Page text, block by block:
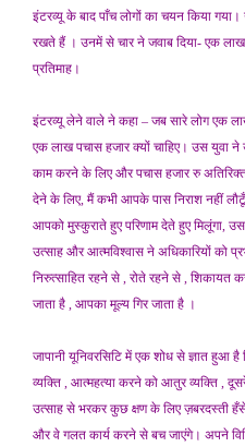
इंटरव्यू के बाद पाँच लोगों का चयन किया
रखते हैं । उनमें से चार ने जवाब दिया- एक
प्रतिमाह।
इंटरव्यू लेने वाले ने कहा – जब सारे लोग एक
एक लाख पचास हजार क्यों चाहिए। उस युवा ने
काम करने के लिए और पचास हजार रु
देने के लिए, मैं कभी आपके पास निराश नहीं
आपको मुस्कुराते हुए परिणाम देते हुए मिलूंगा,
उत्साह और आत्मविश्वास ने अधिकारियों को
निरुत्साहित रहने से , रोते रहने से , शिकायत
जाता है , आपका मूल्य गिर जाता है ।
जापानी यूनिवरसिटि में एक शोध से ज्ञात हुआ है
व्यक्ति , आत्महत्या करने को आतुर व्यक्ति ,
उत्साह से भरकर कुछ क्षण के लिए ज़बरदस्ती
और वे गलत कार्य करने से बच जाएंगे। अपने